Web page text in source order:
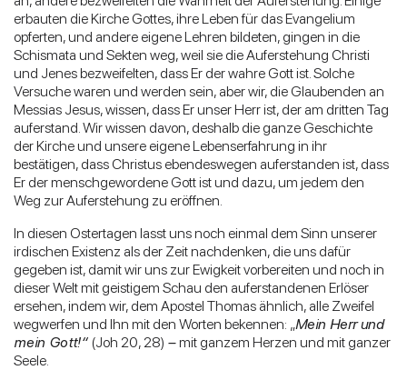
erbauten die Kirche Gottes, ihre Leben für das Evangelium
opferten, und andere eigene Lehren bildeten, gingen in die
Schismata und Sekten weg, weil sie die Auferstehung Christi
und Jenes bezweifelten, dass Er der wahre Gott ist. Solche
Versuche waren und werden sein, aber wir, die Glaubenden an
Messias Jesus, wissen, dass Er unser Herr ist, der am dritten Tag
auferstand. Wir wissen davon, deshalb die ganze Geschichte
der Kirche und unsere eigene Lebenserfahrung in ihr
bestätigen, dass Christus ebendeswegen auferstanden ist, dass
Er der menschgewordene Gott ist und dazu, um jedem den
Weg zur Auferstehung zu eröffnen.
In diesen Ostertagen lasst uns noch einmal dem Sinn unserer
irdischen Existenz als der Zeit nachdenken, die uns dafür
gegeben ist, damit wir uns zur Ewigkeit vorbereiten und noch in
dieser Welt mit geistigem Schau den auferstandenen Erlöser
ersehen, indem wir, dem Apostel Thomas ähnlich, alle Zweifel
wegwerfen und Ihn mit den Worten bekennen: „Mein Herr und
mein Gott!“ (Joh 20, 28) –mit ganzem Herzen und mit ganzer
Seele.